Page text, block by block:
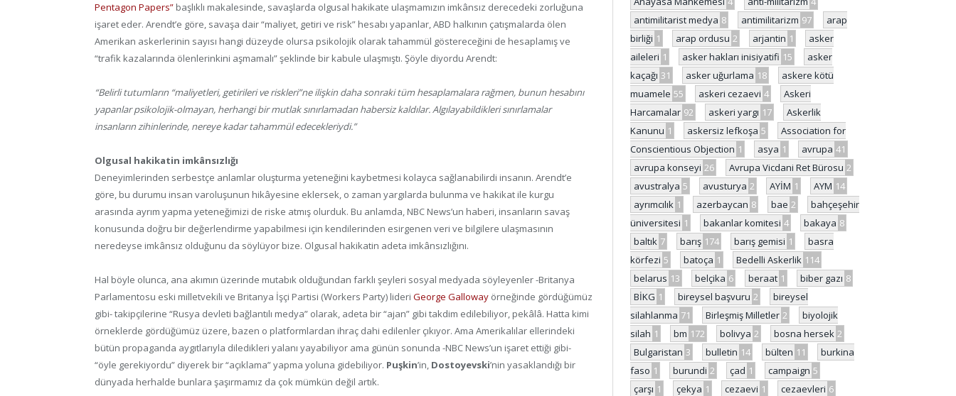
Pentagon Papers” başlıklı makalesinde, savaşlarda olgusal hakikate ulaşmamızın imkânsız derecedeki zorluğuna
işaret eder. Arendt’e göre, savaşa dair “maliyet, getiri ve risk” hesabı yapanlar, ABD halkının çatışmalarda ölen
Amerikan askerlerinin sayısı hangi düzeyde olursa psikolojik olarak tahammül göstereceğini de hesaplamış ve
“trafik kazalarında ölenlerinkini aşmamalı” şeklinde bir kabule ulaşmıştı. Şöyle diyordu Arendt:
“Belirli tutumların “maliyetleri, getirileri ve riskleri”ne ilişkin daha sonraki tüm hesaplamalara rağmen, bunun hesabını
yapanlar psikolojik-olmayan, herhangi bir mutlak sınırlamadan habersiz kaldılar. Algılayabildikleri sınırlamalar
insanların zihinlerinde, nereye kadar tahammül edecekleriydi.”
Olgusal hakikatin imkânsızlığı
Deneyimlerinden serbestçe anlamlar oluşturma yeteneğini kaybetmesi kolayca sağlanabilirdi insanın. Arendt’e
göre, bu durumu insan varoluşunun hikâyesine eklersek, o zaman yargılarda bulunma ve hakikat ile kurgu
arasında ayrım yapma yeteneğimizi de riske atmış olurduk. Bu anlamda, NBC News’un haberi, insanların savaş
konusunda doğru bir değerlendirme yapabilmesi için kendilerinden esirgenen veri ve bilgilere ulaşmasının
neredeyse imkânsız olduğunu da söylüyor bize. Olgusal hakikatin adeta imkânsızlığını.
Hal böyle olunca, ana akımın üzerinde mutabık olduğundan farklı şeyleri sosyal medyada söyleyenler -Britanya
Parlamentosu eski milletvekili ve Britanya İşçi Partisi (Workers Party) lideri George Galloway örneğinde gördüğümüz
gibi- takipçilerine “Rusya devleti bağlantılı medya” olarak, adeta bir “ajan” gibi takdim edilebiliyor, pekâlâ. Hatta kimi
örneklerde gördüğümüz üzere, bazen o platformlardan ihraç dahi edilenler çıkıyor. Ama Amerikalılar ellerindeki
bütün propaganda aygıtlarıyla diledikleri yalanı yayabiliyor ama günün sonunda -NBC News’un işaret ettiği gibi-
“öyle gerekiyordu” diyerek bir “açıklama” yapma yoluna gidebiliyor. Puşkin’in, Dostoyevski’nin yasaklandığı bir
dünyada herhalde bunlara şaşırmamız da çok mümkün değil artık.
antimilitarist medya 8 antimilitarizm 97
arap
birliği 1 arap ordusu 2 arjantin 1
asker
aileleri 1 asker hakları inisiyatifi 15
asker
kaçağı 31 asker uğurlama 18
askere kötü
muamele 55 askeri cezaevi 4
Askeri
Harcamalar 92 askeri yargı 17
Askerlik
Kanunu 1 askersiz lefkoşa 5
Association for
Conscientious Objection 1 asya 1 avrupa 41
avrupa konseyi 26 Avrupa Vicdani Ret Bürosu 2
avustralya 5 avusturya 2 AYİM 1 AYM 14
ayrımcılık 1 azerbaycan 8 bae 2
bahçeşehir
üniversitesi 1 bakanlar komitesi 4 bakaya 8
baltık 7 barış 174 barış gemisi 1
basra
körfezi 5 batoça 1 Bedelli Askerlik 114
belarus 13 belçika 6 beraat 1 biber gazı 8
BİKG 1 bireysel başvuru 2
bireysel
silahlanma 71 Birleşmiş Milletler 2
biyolojik
silah 1 bm 172 bolivya 2 bosna hersek 2
Bulgaristan 3 bulletin 14 bülten 11
burkina
faso 1 burundi 2 çad 1 campaign 5
çarşı 1 çekya 1 cezaevi 1 cezaevleri 6